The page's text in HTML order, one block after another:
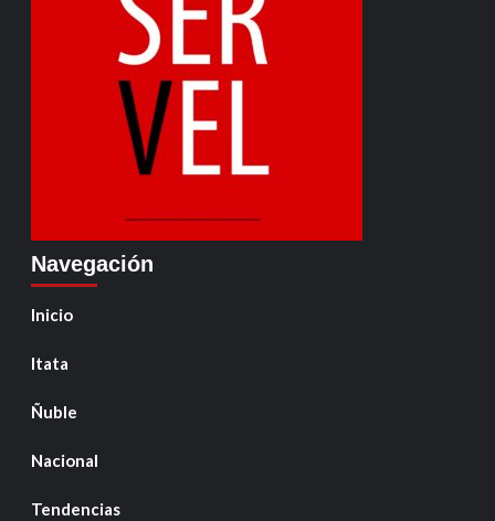
Navegación
Inicio
Itata
Ñuble
Nacional
Tendencias